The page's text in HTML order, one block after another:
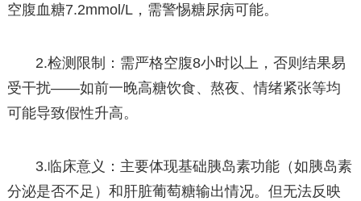
空腹血糖7.2mmol/L，需警惕糖尿病可能。
2.检测限制：需严格空腹8小时以上，否则结果易
受干扰——如前一晚高糖饮食、熬夜、情绪紧张等均
可能导致假性升高。
3.临床意义：主要体现基础胰岛素功能（如胰岛素
分泌是否不足）和肝脏葡萄糖输出情况。但无法反映